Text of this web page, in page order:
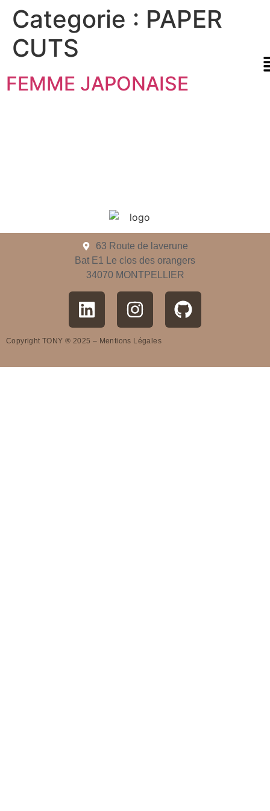
Categorie : PAPER
CUTS
FEMME JAPONAISE
63 Route de laverune
Bat E1 Le clos des orangers
34070 MONTPELLIER
Copyright TONY ® 2025 – Mentions Légales